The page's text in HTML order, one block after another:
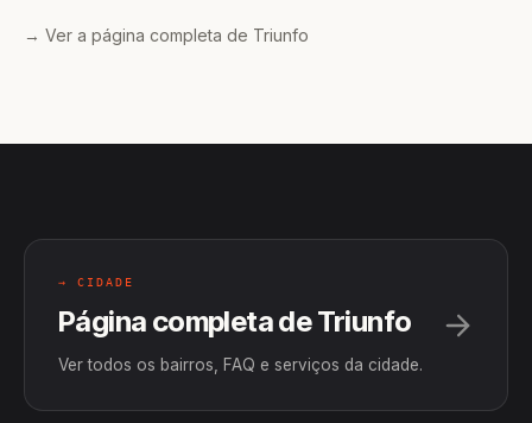
→ Ver a página completa de Triunfo
→ CIDADE
Página completa de Triunfo
Ver todos os bairros, FAQ e serviços da cidade.